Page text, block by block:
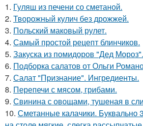
1. Гуляш из печени со сметаной.
2. Творожный кулич без дрожжей.
3. Польский маковый рулет.
4. Самый простой рецепт блинчиков.
5. Закуска из помидоров "Дед Мороз".
6. Подборка салатов от Ольги
7. Салат "Признание". Ингредиенты.
8. Перепечи с мясом, грибами.
9. Свинина с овощами, тушеная в
10. Сметанные калачики. Буквально